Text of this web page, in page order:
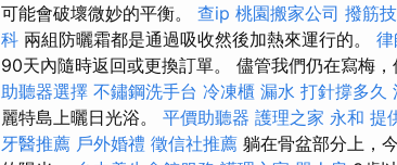
可能會破壞微妙的平衡。 查ip 桃園搬家公司 撥筋
科 兩組防曬霜都是通過吸收然後加熱來運行的。
90天內隨時返回或更換訂單。 儘管我們仍在寫梅，
助聽器選擇 不鏽鋼洗手台 冷凍櫃 漏水 打針撐多久
麗特島上曬日光浴。 平價助聽器 護理之家 永和 提
牙醫推薦 戶外婚禮 徵信社推薦 躺在骨盆部分上，